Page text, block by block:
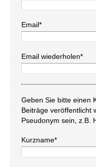
Email*
Email wiederholen*
Geben Sie bitte einen
Beiträge veröffentlicht
Pseudonym sein, z.B.
Kurzname*